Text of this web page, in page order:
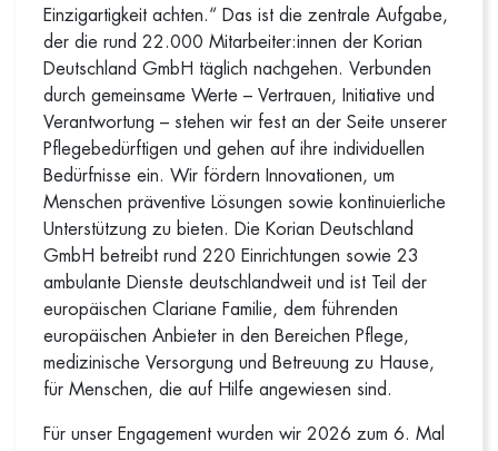
Einzigartigkeit achten.“ Das ist die zentrale Aufgabe,
der die rund 22.000 Mitarbeiter:innen der Korian
Deutschland GmbH täglich nachgehen. Verbunden
durch gemeinsame Werte – Vertrauen, Initiative und
Verantwortung – stehen wir fest an der Seite unserer
Pflegebedürftigen und gehen auf ihre individuellen
Bedürfnisse ein. Wir fördern Innovationen, um
Menschen präventive Lösungen sowie kontinuierliche
Unterstützung zu bieten. Die Korian Deutschland
GmbH betreibt rund 220 Einrichtungen sowie 23
ambulante Dienste deutschlandweit und ist Teil der
europäischen Clariane Familie, dem führenden
europäischen Anbieter in den Bereichen Pflege,
medizinische Versorgung und Betreuung zu Hause,
für Menschen, die auf Hilfe angewiesen sind.
Für unser Engagement wurden wir 2026 zum 6. Mal